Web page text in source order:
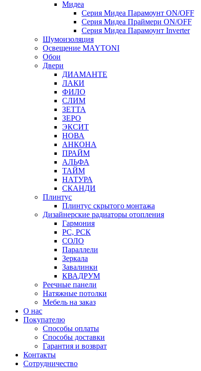
Мидеа
Серия Мидеа Парамоунт ON/OFF
Серия Мидеа Праймери ON/OFF
Серия Мидеа Парамоунт Inverter
Шумоизоляция
Освещение MAYTONI
Обои
Двери
ДИАМАНТЕ
ЛАКИ
ФИЛО
СЛИМ
ЗЕТТА
ЗЕРО
ЭКСИТ
НОВА
АНКОНА
ПРАЙМ
АЛЬФА
ТАЙМ
НАТУРА
СКАНДИ
Плинтус
Плинтус скрытого монтажа
Дизайнерские радиаторы отопления
Гармония
РС, РСК
СОЛО
Параллели
Зеркала
Завалинки
КВАДРУМ
Реечные панели
Натяжные потолки
Мебель на заказ
О нас
Покупателю
Способы оплаты
Способы доставки
Гарантия и возврат
Контакты
Сотрудничество